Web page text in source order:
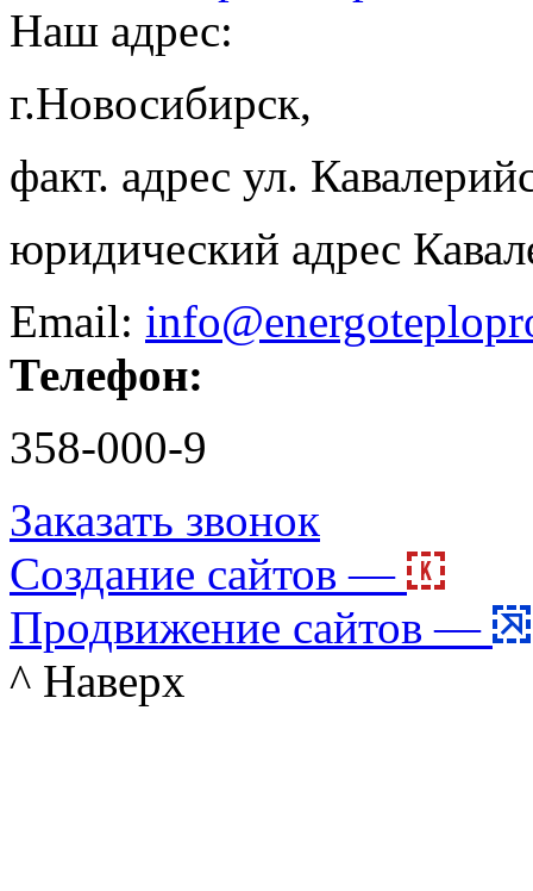
Наш адрес:
г.Новосибирск,
факт. адрес ул.
юридический адрес
Email:
Телефон:
358-000-9
Заказать звонок
Создание сайтов —
Продвижение сайтов —
^ Наверх